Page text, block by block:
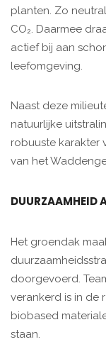
planten. Zo
CO₂. Daarmee
actief bij aan
leefomgeving.
Naast deze
natuurlijke
robuuste karakter
van het
DUURZAAMHEID
Het groendak
doorgevoerd.
verankerd is in de
biobased
staan.